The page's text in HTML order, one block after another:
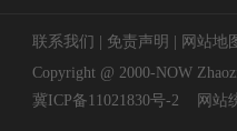
联系我们 免责声明
网站地
Copyright @ 2000-NOW
冀ICP备11021830号-2
网站